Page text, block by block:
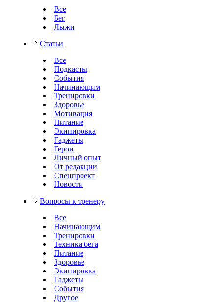
Все
Бег
Лыжи
Статьи
Все
Подкасты
События
Начинающим
Тренировки
Здоровье
Мотивация
Питание
Экипировка
Гаджеты
Герои
Личный опыт
От редакции
Спецпроект
Новости
Вопросы к тренеру
Все
Начинающим
Тренировки
Техника бега
Питание
Здоровье
Экипировка
Гаджеты
События
Другое